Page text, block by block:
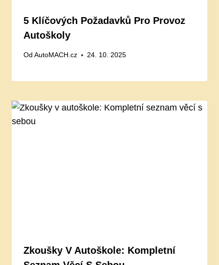
5 Klíčových Požadavků Pro Provoz
Autoškoly
Od AutoMACH.cz 24. 10. 2025
Zkoušky V Autoškole: Kompletní